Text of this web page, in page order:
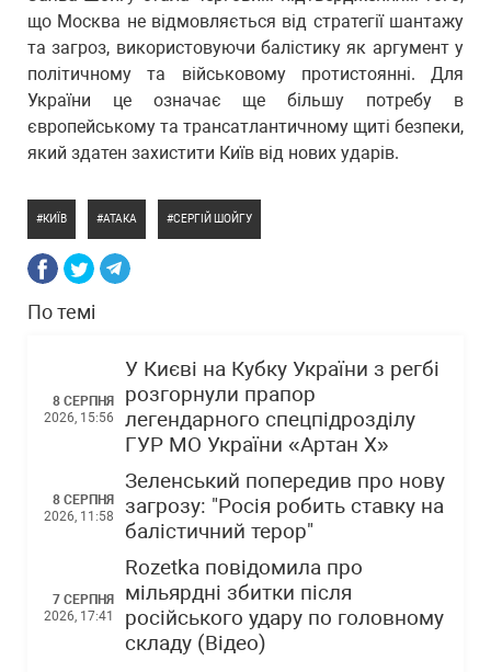
що Москва не відмовляється від стратегії шантажу
та загроз, використовуючи балістику як аргумент у
політичному та військовому протистоянні. Для
України це означає ще більшу потребу в
європейському та трансатлантичному щиті безпеки,
який здатен захистити Київ від нових ударів.
КИЇВ АТАКА СЕРГІЙ ШОЙГУ
По темі
8 СЕРПНЯ
2026, 15:56
У Києві на Кубку України з регбі
розгорнули прапор
легендарного спецпідрозділу
ГУР МО України «Артан Х»
8 СЕРПНЯ
2026, 11:58
Зеленський попередив про нову
загрозу: "Росія робить ставку на
балістичний терор"
7 СЕРПНЯ
2026, 17:41
Rozetka повідомила про
мільярдні збитки після
російського удару по головному
складу (Відео)